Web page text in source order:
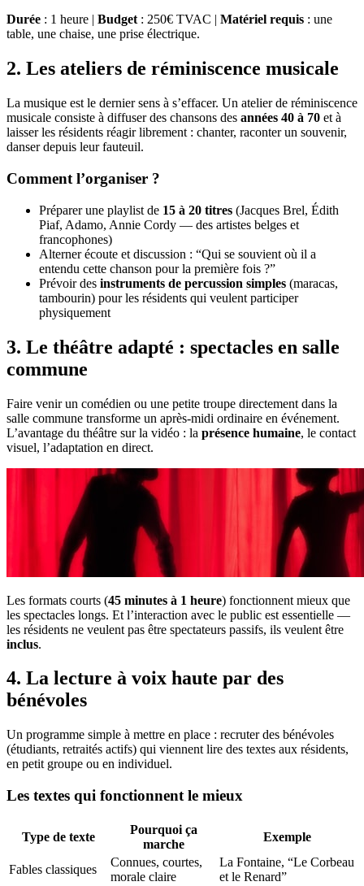
Durée : 1 heure | Budget: 250€ TVAC | Matériel requis : une
table, une chaise, une prise électrique.
2. Les ateliers de réminiscence musicale
La musique est le dernier sens à s’effacer. Un atelier de réminiscence
musicale consiste à diffuser des chansons des années 40 à 70 et à
laisser les résidents réagir librement : chanter, raconter un souvenir,
danser depuis leur fauteuil.
Comment l’organiser ?
Préparer une playlist de 15 à 20 titres (Jacques Brel, Édith
Piaf, Adamo, Annie Cordy — des artistes belges et
francophones)
Alterner écoute et discussion : “Qui se souvient où il a
entendu cette chanson pour la première fois ?”
Prévoir des instruments de percussion simples (maracas,
tambourin) pour les résidents qui veulent participer
physiquement
3. Le théâtre adapté : spectacles en salle
commune
Faire venir un comédien ou une petite troupe directement dans la
salle commune transforme un après-midi ordinaire en événement.
L’avantage du théâtre sur la vidéo : la présence humaine, le contact
visuel, l’adaptation en direct.
Les formats courts (45 minutes à 1 heure) fonctionnent mieux que
les spectacles longs. Et l’interaction avec le public est essentielle —
les résidents ne veulent pas être spectateurs passifs, ils veulent être
inclus.
4. La lecture à voix haute par des
bénévoles
Un programme simple à mettre en place : recruter des bénévoles
(étudiants, retraités actifs) qui viennent lire des textes aux résidents,
en petit groupe ou en individuel.
Les textes qui fonctionnent le mieux
Type de texte
Pourquoi ça
marche
Exemple
Fables classiques
Connues, courtes,
morale claire
La Fontaine, “Le Corbeau
et le Renard”